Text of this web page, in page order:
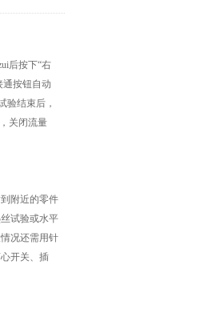
后按下“右
通按钮自动
验结束后，
关闭流量
附近的零件
试验或水平
况还需用针
开关、插